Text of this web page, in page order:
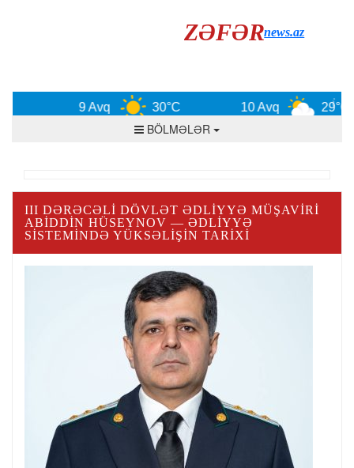
ZƏFƏRnews.az
9 Avq 30°C 10 Avq 29°C
BÖLMƏLƏR
III DƏRƏCƏLI DÖVLƏT ƏDLIYYƏ MÜŞAVIRI
ABIDDIN HÜSEYNOV — ƏDLIYYƏ
SISTEMINDƏ YÜKSƏLIŞIN TARIXI